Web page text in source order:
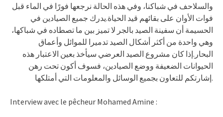
والسلاحف في شباكنا، وفي هذه الحالة نرجعها فورًا في الماء قبل
فوات الأوان على بقائهم قيد الحياة.يدرك جميع الصيادين في
الحسيمة أن سفينة الصيد بالجر لا تميز بين ما تصطاده في شباكها،
وهي واحدة من أكثر أشكال الصيد تدميرا للموائل وأعماق
البحار.إذا كان مشروع الصيد العرضي سيأخذ بعين الاعتبار هذه
الحيوانات الضعيفة ووضع الصيادين، فسوف أكون تحت رهن
إشارتكم للتعاون بجميع الوسائل والمعلومات التي أمتلكها.
Interview avec le pêcheur Mohamed Amine :